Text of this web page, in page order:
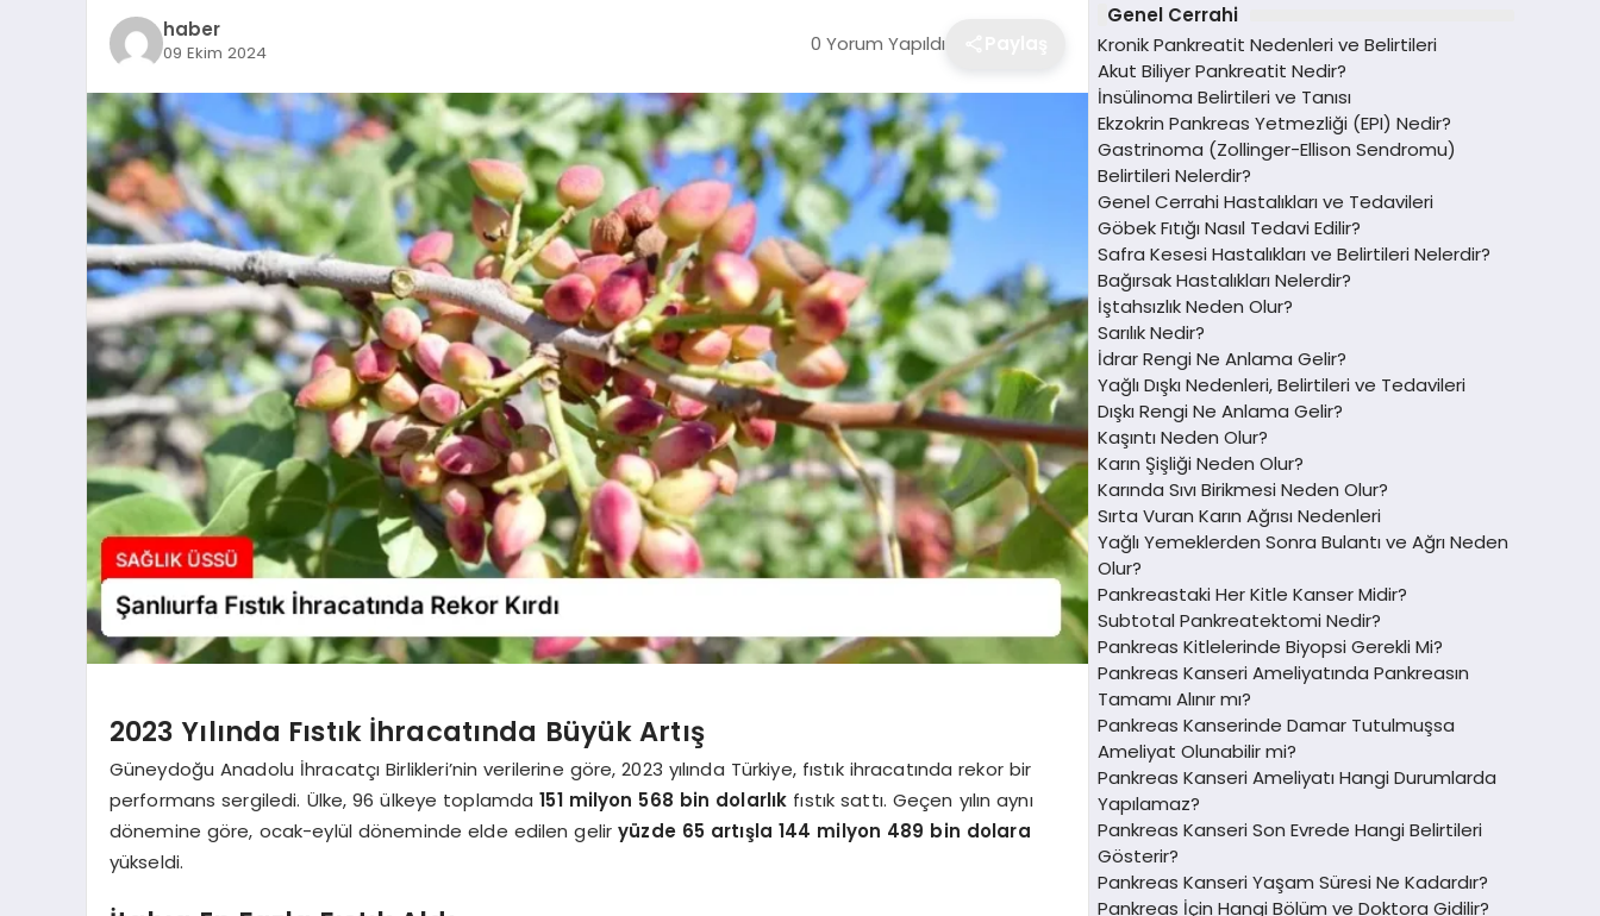
haber
09 Ekim 2024 0 Yorum Yapıldı
2023 Yılında Fıstık İhracatında Büyük Artış
Güneydoğu Anadolu İhracatçı Birlikleri’nin verilerine göre, 2023 yılında Türkiye, fıstık ihracatında rekor bir
performans sergiledi. Ülke, 96 ülkeye toplamda151 milyon 568 bin dolarlık fıstık sattı. Geçen yılın aynı
dönemine göre, ocak-eylül döneminde elde edilen geliryüzde 65 artışla 144 milyon 489 bin dolara
yükseldi.
Genel Cerrahi
Kronik Pankreatit Nedenleri ve Belirtileri
Akut Biliyer Pankreatit Nedir?
İnsülinoma Belirtileri ve Tanısı
Ekzokrin Pankreas Yetmezliği (EPI) Nedir?
Gastrinoma (Zollinger-Ellison Sendromu)
Belirtileri Nelerdir?
Genel Cerrahi Hastalıkları ve Tedavileri
Göbek Fıtığı Nasıl Tedavi Edilir?
Safra Kesesi Hastalıkları ve Belirtileri Nelerdir?
Bağırsak Hastalıkları Nelerdir?
İştahsızlık Neden Olur?
Sarılık Nedir?
İdrar Rengi Ne Anlama Gelir?
Yağlı Dışkı Nedenleri, Belirtileri ve Tedavileri
Dışkı Rengi Ne Anlama Gelir?
Kaşıntı Neden Olur?
Karın Şişliği Neden Olur?
Karında Sıvı Birikmesi Neden Olur?
Sırta Vuran Karın Ağrısı Nedenleri
Yağlı Yemeklerden Sonra Bulantı ve Ağrı Neden
Olur?
Pankreastaki Her Kitle Kanser Midir?
Subtotal Pankreatektomi Nedir?
Pankreas Kitlelerinde Biyopsi Gerekli Mi?
Pankreas Kanseri Ameliyatında Pankreasın
Tamamı Alınır mı?
Pankreas Kanserinde Damar Tutulmuşsa
Ameliyat Olunabilir mi?
Pankreas Kanseri Ameliyatı Hangi Durumlarda
Yapılamaz?
Pankreas Kanseri Son Evrede Hangi Belirtileri
Gösterir?
Pankreas Kanseri Yaşam Süresi Ne Kadardır?
Pankreas İçin Hangi Bölüm ve Doktora Gidilir?